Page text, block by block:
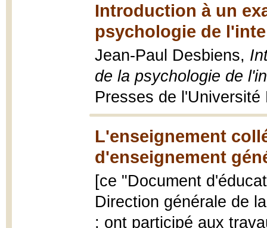
Introduction à un
psychologie de
Jean-Paul Desbiens,
de la psychologie de
Presses de
L'enseignement
d'enseignement
[ce "Document
Direction générale de
; ont participé aux